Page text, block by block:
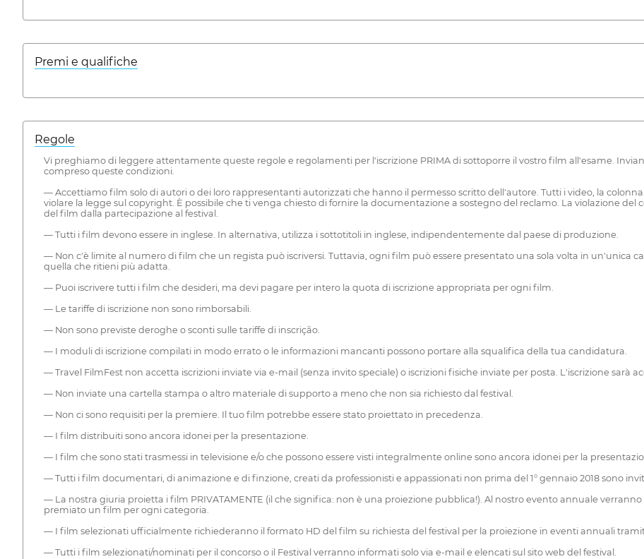
Premi e qualifiche
Regole
Vi preghiamo di leggere attentamente queste regole e regolamenti per l'iscrizione PRIMA di sottoporre il vostro film all'esame.
compreso queste condizioni.
— Accettiamo film solo di autori o dei loro rappresentanti autorizzati che hanno il permesso scritto dell'autore. Tutti i video, la
violare la legge sul copyright. È possibile che ti venga chiesto di fornire la documentazione a sostegno del reclamo. La violazione
del film dalla partecipazione al festival.
— Tutti i film devono essere in inglese. In alternativa, utilizza i sottotitoli in inglese, indipendentemente dal paese di produzione.
— Non c'è limite al numero di film che un regista può iscriversi. Tuttavia, ogni film può essere presentato una sola volta in un'unica
quella che ritieni più adatta.
— Puoi iscrivere tutti i film che desideri, ma devi pagare per intero la quota di iscrizione appropriata per ogni film.
— Le tariffe di iscrizione non sono rimborsabili.
— Non sono previste deroghe o sconti sulle tariffe di inscrição.
— I moduli di iscrizione compilati in modo errato o le informazioni mancanti possono portare alla squalifica della tua candidatura.
— Travel FilmFest non accetta iscrizioni inviate via e-mail (senza invito speciale) o iscrizioni fisiche inviate per posta. L'iscrizione sarà
— Non inviate una cartella stampa o altro materiale di supporto a meno che non sia richiesto dal festival.
— Non ci sono requisiti per la premiere. Il tuo film potrebbe essere stato proiettato in precedenza.
— I film distribuiti sono ancora idonei per la presentazione.
— I film che sono stati trasmessi in televisione e/o che possono essere visti integralmente online sono ancora idonei per la
— Tutti i film documentari, di animazione e di finzione, creati da professionisti e appassionati non prima del 1° gennaio 2018 sono
— La nostra giuria proietta i film PRIVATAMENTE (il che significa: non è una proiezione pubblica!). Al nostro evento annuale
premiato un film per ogni categoria.
— I film selezionati ufficialmente richiederanno il formato HD del film su richiesta del festival per la proiezione in eventi annuali
— Tutti i film selezionati/nominati per il concorso o il Festival verranno informati solo via e-mail e elencati sul sito web del festival.